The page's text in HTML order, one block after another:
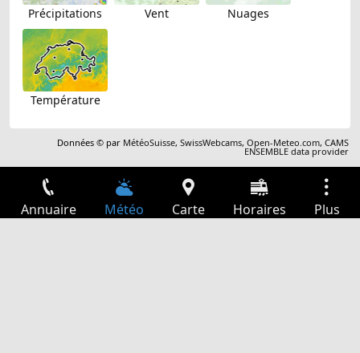
Précipitations Vent Nuages
Température
Données © par MétéoSuisse,SwissWebcams,Open-Meteo.com,CAMS
ENSEMBLE data provider
Annuaire Météo Carte Horaires Plus